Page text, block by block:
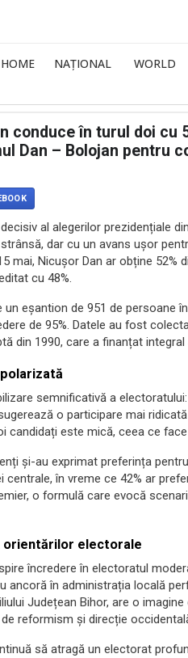
HOME NAȚIONAL WORLD
conduce în turul doi cu
Dan – Bolojan pentru
al alegerilor prezidențiale
dar cu un avans ușor
mai, Nicușor Dan ar obține 52%
cu 48%.
eșantion de 951 de persoane
de 95%. Datele au fost
din 1990, care a finanțat
semnificativă a
o participare mai
candidați este mică, ceea ce
și-au exprimat preferința
în vreme ce 42% ar
o formulă care evocă
orientărilor electorale
încredere în electoratul
ancoră în administrația locală
Județean Bihor, are o
reformism și direcție
să atragă un electorat